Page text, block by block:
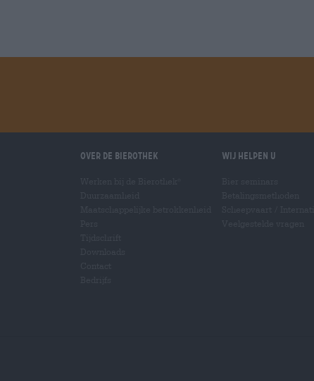
Over de Bierothek Wij helpen u